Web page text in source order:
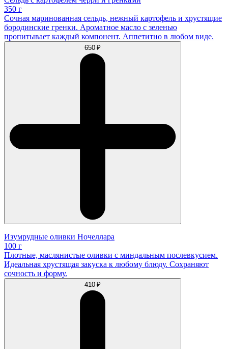
350 г
Сочная маринованная сельдь, нежный картофель и хрустящие
бородинские гренки. Ароматное масло с зеленью
пропитывает каждый компонент. Аппетитно в любом виде.
650 ₽
Изумрудные оливки Ночеллара
100 г
Плотные, маслянистые оливки с миндальным послевкусием.
Идеальная хрустящая закуска к любому блюду. Сохраняют
сочность и форму.
410 ₽